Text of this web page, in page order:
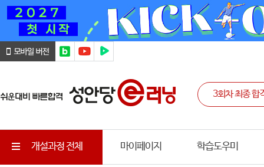
개설과정 전체 마이페이지 학습도우미